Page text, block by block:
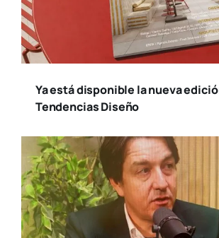
Suscríbete a
boletín
Reci­be toda la actua­li­dad en
ocio, de la ciu­dad de